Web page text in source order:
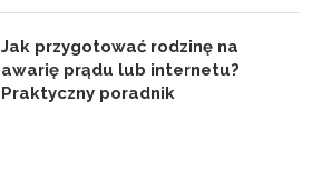
Jak przygotować rodzinę na
awarię prądu lub internetu?
Praktyczny poradnik